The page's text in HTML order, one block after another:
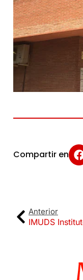
Compartir en
Anterior